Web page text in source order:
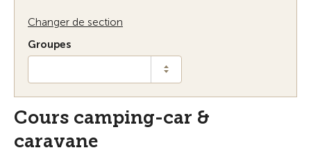
Changer de section
Groupes
Cours camping-car &
caravane